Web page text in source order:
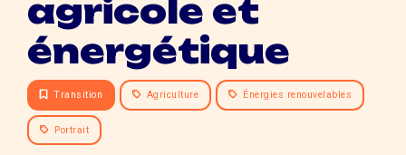
agricole et
énergétique
Transition Agriculture Énergies renouvelables
Portrait